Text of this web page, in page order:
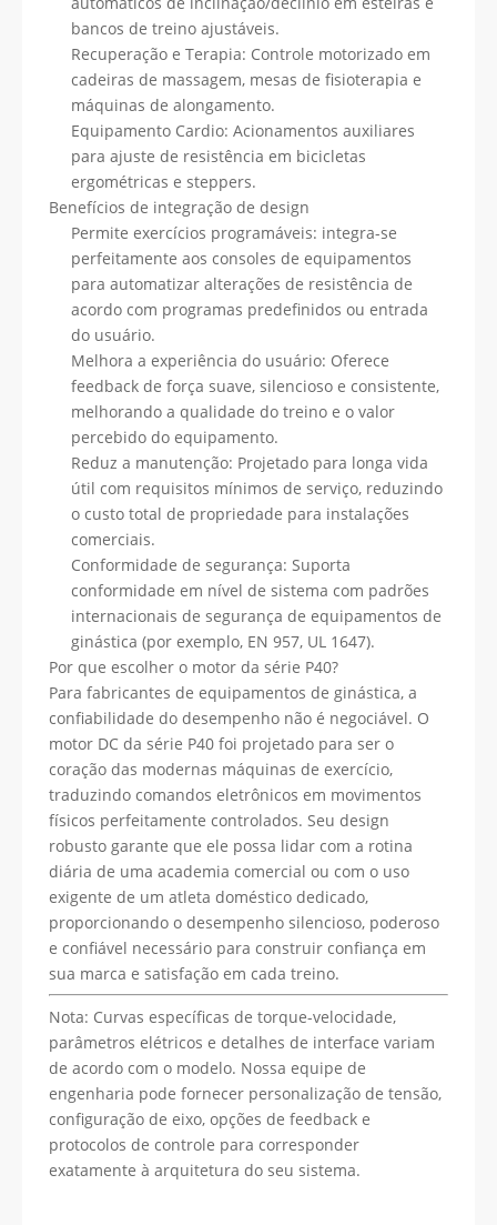
bancos de treino ajustáveis.
Recuperação e Terapia: Controle motorizado em
cadeiras de massagem, mesas de fisioterapia e
máquinas de alongamento.
Equipamento Cardio: Acionamentos auxiliares
para ajuste de resistência em bicicletas
ergométricas e steppers.
Benefícios de integração de design
Permite exercícios programáveis: integra-se
perfeitamente aos consoles de equipamentos
para automatizar alterações de resistência de
acordo com programas predefinidos ou entrada
do usuário.
Melhora a experiência do usuário: Oferece
feedback de força suave, silencioso e consistente,
melhorando a qualidade do treino e o valor
percebido do equipamento.
Reduz a manutenção: Projetado para longa vida
útil com requisitos mínimos de serviço, reduzindo
o custo total de propriedade para instalações
comerciais.
Conformidade de segurança: Suporta
conformidade em nível de sistema com padrões
internacionais de segurança de equipamentos de
ginástica (por exemplo, EN 957, UL 1647).
Por que escolher o motor da série P40?
Para fabricantes de equipamentos de ginástica, a
confiabilidade do desempenho não é negociável. O
motor DC da série P40 foi projetado para ser o
coração das modernas máquinas de exercício,
traduzindo comandos eletrônicos em movimentos
físicos perfeitamente controlados. Seu design
robusto garante que ele possa lidar com a rotina
diária de uma academia comercial ou com o uso
exigente de um atleta doméstico dedicado,
proporcionando o desempenho silencioso, poderoso
e confiável necessário para construir confiança em
sua marca e satisfação em cada treino.
Nota: Curvas específicas de torque-velocidade,
parâmetros elétricos e detalhes de interface variam
de acordo com o modelo. Nossa equipe de
engenharia pode fornecer personalização de tensão,
configuração de eixo, opções de feedback e
protocolos de controle para corresponder
exatamente à arquitetura do seu sistema.